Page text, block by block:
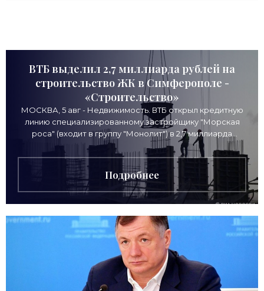
ВТБ выделил 2,7 миллиарда рублей на
строительство ЖК в Симферополе -
«Строительство»
МОСКВА, 5 авг - Недвижимость. ВТБ открыл кредитную
линию специализированному застройщику "Морская
роса" (входит в группу "Монолит") в 2,7 миллиарда
рублей для
Подробнее